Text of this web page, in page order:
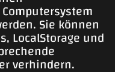
Sie können
LocalStorage und
verhindern.